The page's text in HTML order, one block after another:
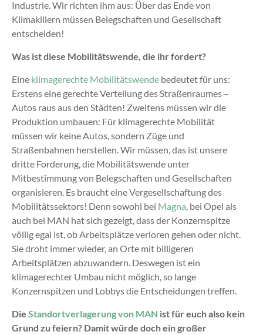
Industrie. Wir richten ihm aus: Über das Ende von
Klimakillern müssen Belegschaften und Gesellschaft
entscheiden!
Was ist diese Mobilitätswende, die ihr fordert?
Eine klimagerechte Mobilitätswendebedeutet für uns:
Erstens eine gerechte Verteilung des Straßenraumes –
Autos raus aus den Städten! Zweitens müssen wir die
Produktion umbauen: Für klimagerechte Mobilität
müssen wir keine Autos, sondern Züge und
Straßenbahnen herstellen. Wir müssen, das ist unsere
dritte Forderung, die Mobilitätswende unter
Mitbestimmung von Belegschaften und Gesellschaften
organisieren. Es braucht eine Vergesellschaftung des
Mobilitätssektors! Denn sowohl bei Magna, bei Opel als
auch bei MAN hat sich gezeigt, dass der Konzernspitze
völlig egal ist, ob Arbeitsplätze verloren gehen oder nicht.
Sie droht immer wieder, an Orte mit billigeren
Arbeitsplätzen abzuwandern. Deswegen ist ein
klimagerechter Umbau nicht möglich, so lange
Konzernspitzen und Lobbys die Entscheidungen treffen.
Die Standortverlagerung von MAN ist für euch also kein
Grund zu feiern? Damit würde doch ein großer